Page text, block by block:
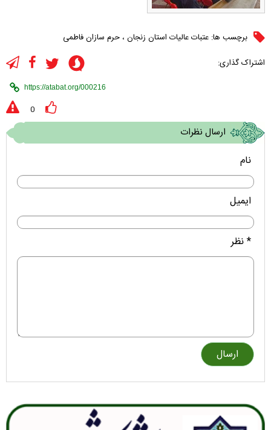
برچسب ها: عتبات عالیات استان زنجان ، حرم سازان فاطمی
اشتراک گذاری:
0
ارسال نظرات
نام
ایمیل
* نظر